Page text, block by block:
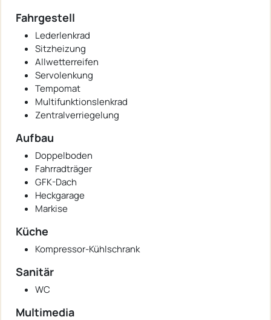
Fahrgestell
Lederlenkrad
Sitzheizung
Allwetterreifen
Servolenkung
Tempomat
Multifunktionslenkrad
Zentralverriegelung
Aufbau
Doppelboden
Fahrradträger
GFK-Dach
Heckgarage
Markise
Küche
Kompressor-Kühlschrank
Sanitär
WC
Multimedia